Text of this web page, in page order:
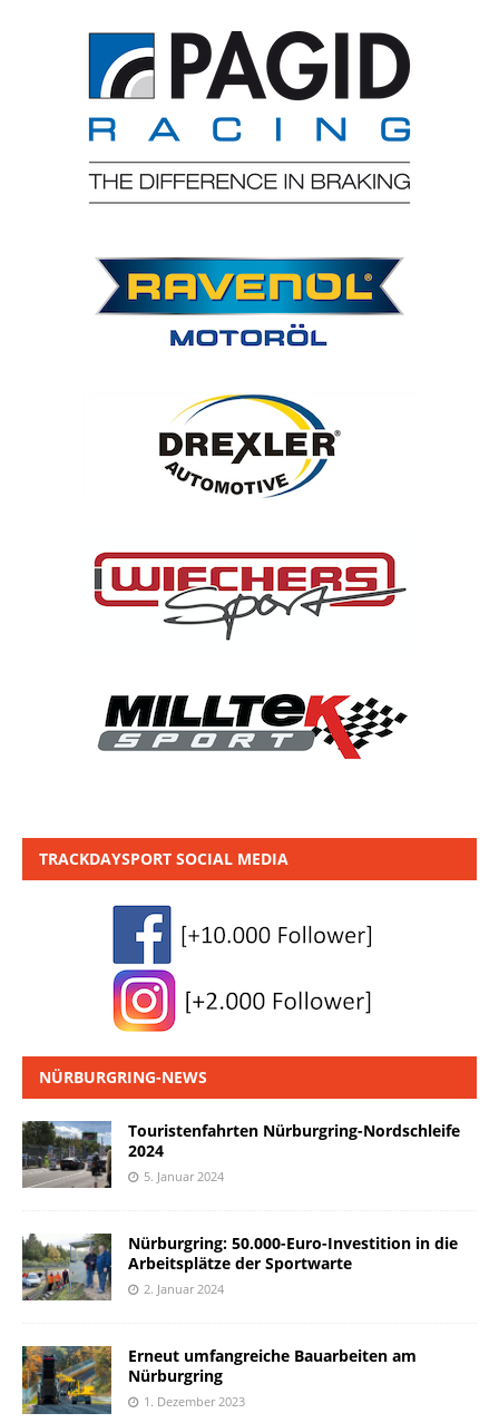
TRACKDAYSPORT SOCIAL MEDIA
NÜRBURGRING-NEWS
Touristenfahrten Nürburgring-Nordschleife
2024
5. Januar 2024
Nürburgring: 50.000-Euro-Investition in die
Arbeitsplätze der Sportwarte
2. Januar 2024
Erneut umfangreiche Bauarbeiten am
Nürburgring
1. Dezember 2023